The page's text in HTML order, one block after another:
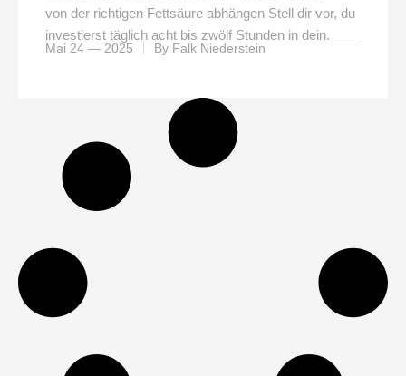
von der richtigen Fettsäure abhängen Stell dir vor, du
investierst täglich acht bis zwölf Stunden in dein.
Mai 24 — 2025 ByFalk Niederstein